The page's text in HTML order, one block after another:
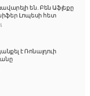
են. Բեն Աֆլեքը
Լոպեսի հետ
է Ռոնալդուի